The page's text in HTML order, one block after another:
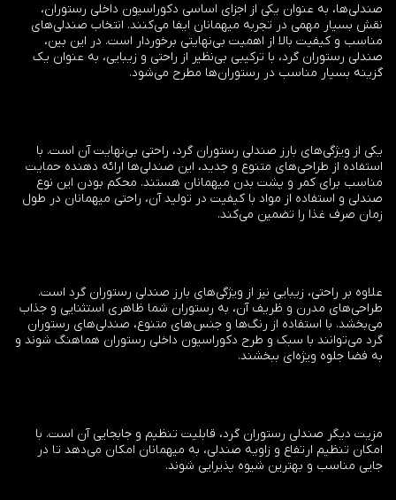
صندلی‌ها، به عنوان یکی از اجزای اساسی دکوراسیون داخلی رستوران،
نقش بسیار مهمی در تجربه میهمانان ایفا می‌کنند. انتخاب صندلی‌های
مناسب و کیفیت بالا از اهمیت بی‌نهایتی برخوردار است. در این بین،
صندلی رستوران گرد، با ترکیبی بی‌نظیر از راحتی و زیبایی، به عنوان یک
گزینه بسیار مناسب در رستوران‌ها مطرح می‌شود.
یکی از ویژگی‌های بارز صندلی رستوران گرد، راحتی بی‌نهایت آن است. با
استفاده از طراحی‌های متنوع و جدید، این صندلی‌ها ارائه دهنده حمایت
مناسب برای کمر و پشت بدن میهمانان هستند. محکم بودن این نوع
صندلی و استفاده از مواد با کیفیت در تولید آن، راحتی میهمانان در طول
زمان صرف غذا را تضمین می‌کند.
علاوه بر راحتی، زیبایی نیز از ویژگی‌های بارز صندلی رستوران گرد است.
طراحی‌های مدرن و ظریف آن، به رستوران شما ظاهری استثنایی و جذاب
می‌بخشد. با استفاده از رنگ‌ها و جنس‌های متنوع، صندلی‌های رستوران
گرد می‌توانند با سبک و طرح دکوراسیون داخلی رستوران هماهنگ شوند و
به فضا جلوه ویژه‌ای ببخشند.
مزیت دیگر صندلی رستوران گرد، قابلیت تنظیم و جابجایی آن است. با
امکان تنظیم ارتفاع و زاویه صندلی، به میهمانان امکان می‌دهد تا در
جایی مناسب و بهترین شیوه پذیرایی شوند.